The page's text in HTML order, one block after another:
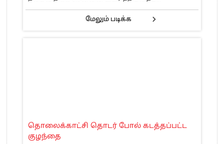
மேலும் படிக்க
தொலைக்காட்சி தொடர் போல் கடத்தப்பட்ட
குழந்தை